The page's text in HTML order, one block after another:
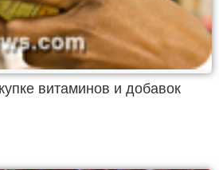
витаминов и добавок